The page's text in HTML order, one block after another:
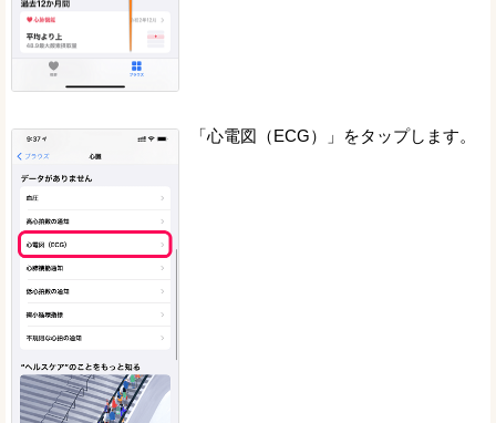
「心電図（ECG）」をタップします。